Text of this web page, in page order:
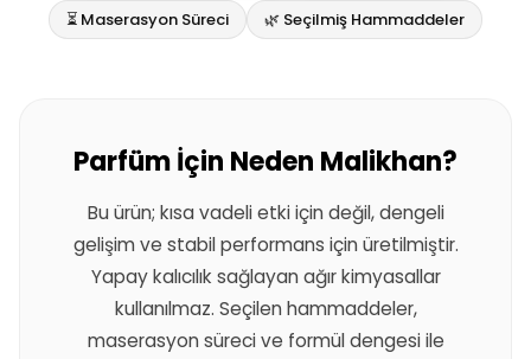
⏳ Maserasyon Süreci
🌿 Seçilmiş Hammaddeler
Parfüm İçin Neden Malikhan?
Bu ürün; kısa vadeli etki için değil, dengeli
gelişim ve stabil performans için üretilmiştir.
Yapay kalıcılık sağlayan ağır kimyasallar
kullanılmaz. Seçilen hammaddeler,
maserasyon süreci ve formül dengesi ile